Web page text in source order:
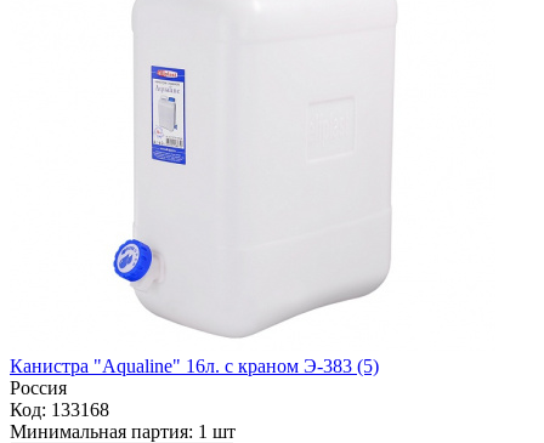
Канистра "Aqualine" 16л. с краном Э-383 (5)
Россия
Код: 133168
Минимальная партия: 1 шт